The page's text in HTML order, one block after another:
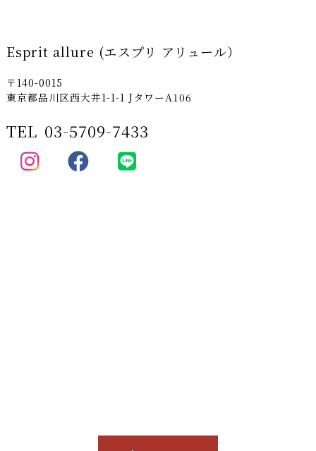
Esprit allure (エスプリ アリュール）
〒140-0015
東京都品川区西大井1-1-1 JタワーA106
TEL 03-5709-7433